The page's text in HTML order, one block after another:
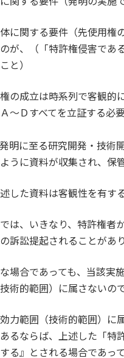
に関する要件（先使用権
が、（「特許権侵害であ
と）
の成立は時系列で客観的
～Ｄすべてを立証する必
明に至る研究開発・技術
うに資料が収集され、保
した資料は客観性を有す
は、いきなり、特許権者
訴訟提起されることがあり
場合であっても、当該実
術的範囲）に属さないの
力範囲（技術的範囲）に
るならば、上述した「特
る』とされる場合であっ